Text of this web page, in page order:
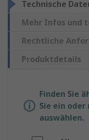
Technische
Mehr Infos und
Rechtliche
Produktdetails
Finden Sie
Sie ein
auswählen.